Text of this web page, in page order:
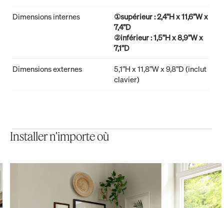
Dimensions internes
①supérieur : 2,4”H x 11,6”W x
7,4”D
②inférieur : 1,5”H x 8,9”W x
7,1”D
Dimensions externes
5,1”H x 11,8”W x 9,8”D (inclut
clavier)
Installer n'importe où